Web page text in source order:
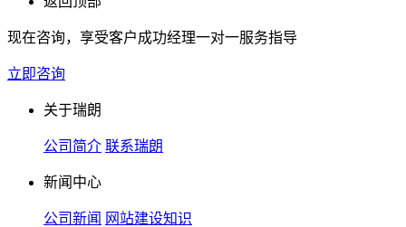
现在咨询，享受客户成功经理一对一服务指导
立即咨询
关于瑞朗
公司简介 联系瑞朗
新闻中心
公司新闻 网站建设知识